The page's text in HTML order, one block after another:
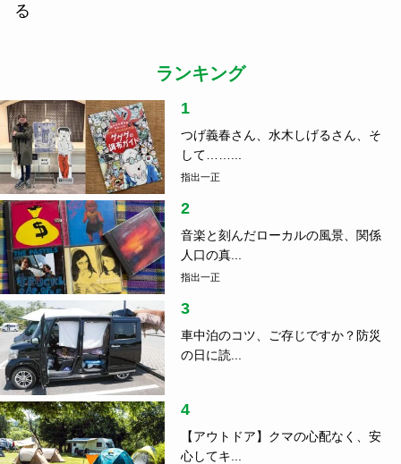
る
ランキング
1
つげ義春さん、水木しげるさん、そ
して……...
指出一正
2
音楽と刻んだローカルの風景、関係
人口の真...
指出一正
3
車中泊のコツ、ご存じですか？防災
の日に読...
4
【アウトドア】クマの心配なく、安
心してキ...